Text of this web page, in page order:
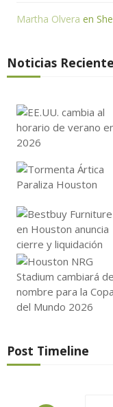
Martha Olvera en
Noticias
Post Timeline